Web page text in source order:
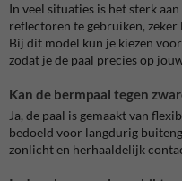
In veel situaties is het sterk
reflectoren te gebruiken,
Bij dit model kun je kiezen
zodat je de paal precies op
Kan de bermpaal tegen
Ja, de paal is gemaakt van
bedoeld voor langdurig
zonlicht en herhaaldelijk